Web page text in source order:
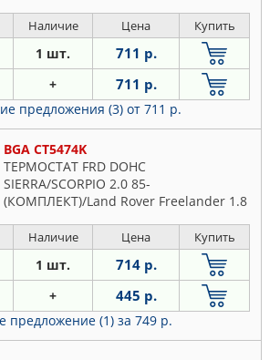
Наличие Цена Купить
1 шт. 711 р.
+ 711 р.
предложения (3) от 711 р.
BGA CT5474K
ТЕРМОСТАТ FRD DOHC
SIERRA/SCORPIO 2.0 85-
(КОМПЛЕКТ)/Land Rover Freelander 1.8
Наличие Цена Купить
1 шт. 714 р.
+ 445 р.
предложение (1) за 749 р.